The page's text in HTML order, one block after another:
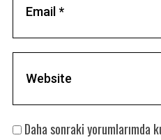
Daha sonraki yorumlarımda
S
c
f